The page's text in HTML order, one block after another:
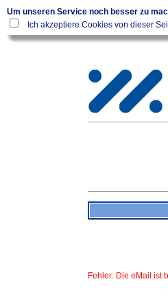
Um unseren Service noch besser zu
Ich akzeptiere Cookies von dieser
Fehler: Die eMail ist